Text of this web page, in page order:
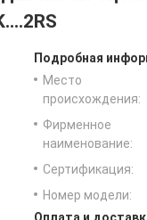
Подробная
Место
происхождения:
Фирменное
наименование:
Сертификация:
Номер модели: